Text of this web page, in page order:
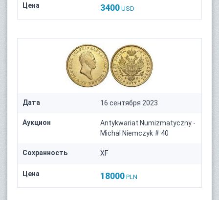
Цена 3400 USD
Дата 16 сентября 2023
Аукцион
Antykwariat Numizmatyczny -
Michal Niemczyk # 40
Сохранность XF
Цена 18000 PLN